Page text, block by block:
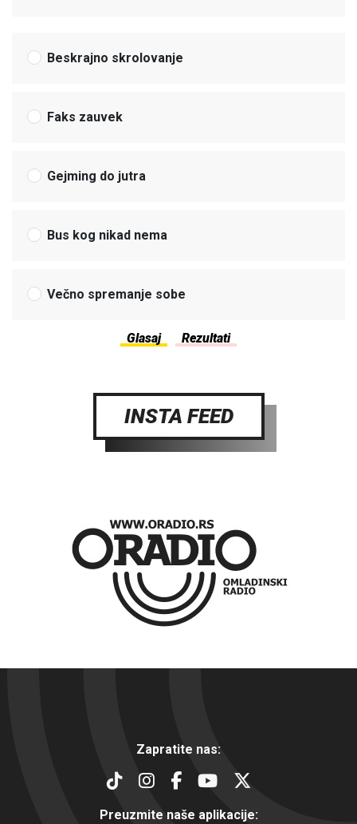
Beskrajno skrolovanje
Faks zauvek
Gejming do jutra
Bus kog nikad nema
Večno spremanje sobe
INSTA FEED
Zapratite nas:
Preuzmite naše aplikacije: